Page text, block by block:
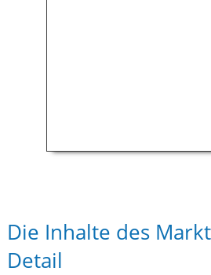
Die Inhalte des
Detail